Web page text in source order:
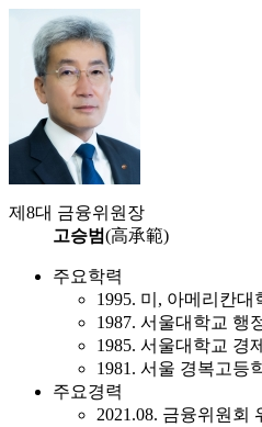
제8대 금융위원장
고승범(高承範)
주요학력
1995. 미, 아메리칸
1987. 서울대학교 행
1985. 서울대학교 경
1981. 서울 경복고등
주요경력
2021.08. 금융위원회